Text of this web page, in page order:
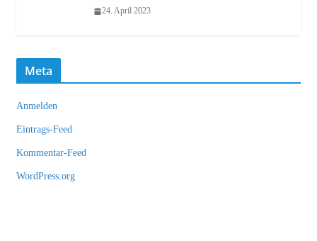
24. April 2023
Meta
Anmelden
Eintrags-Feed
Kommentar-Feed
WordPress.org